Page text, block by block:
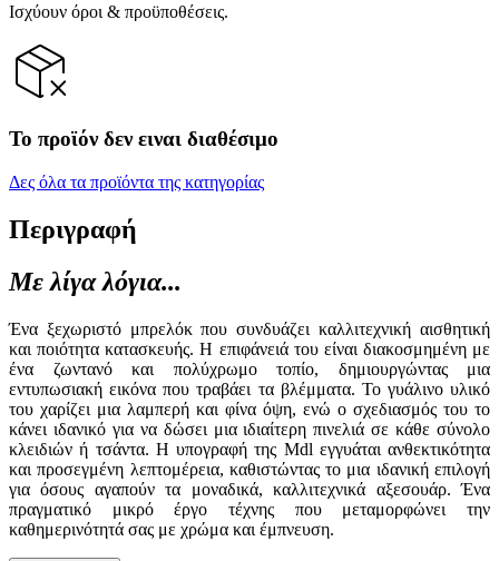
Ισχύουν όροι & προϋποθέσεις.
Το προϊόν δεν ειναι διαθέσιμο
Δες όλα τα προϊόντα της κατηγορίας
Περιγραφή
Με λίγα λόγια...
Ένα ξεχωριστό μπρελόκ που συνδυάζει καλλιτεχνική αισθητική
και ποιότητα κατασκευής. Η επιφάνειά του είναι διακοσμημένη με
ένα ζωντανό και πολύχρωμο τοπίο, δημιουργώντας μια
εντυπωσιακή εικόνα που τραβάει τα βλέμματα. Το γυάλινο υλικό
του χαρίζει μια λαμπερή και φίνα όψη, ενώ ο σχεδιασμός του το
κάνει ιδανικό για να δώσει μια ιδιαίτερη πινελιά σε κάθε σύνολο
κλειδιών ή τσάντα. Η υπογραφή της Mdl εγγυάται ανθεκτικότητα
και προσεγμένη λεπτομέρεια, καθιστώντας το μια ιδανική επιλογή
για όσους αγαπούν τα μοναδικά, καλλιτεχνικά αξεσουάρ. Ένα
πραγματικό μικρό έργο τέχνης που μεταμορφώνει την
καθημερινότητά σας με χρώμα και έμπνευση.